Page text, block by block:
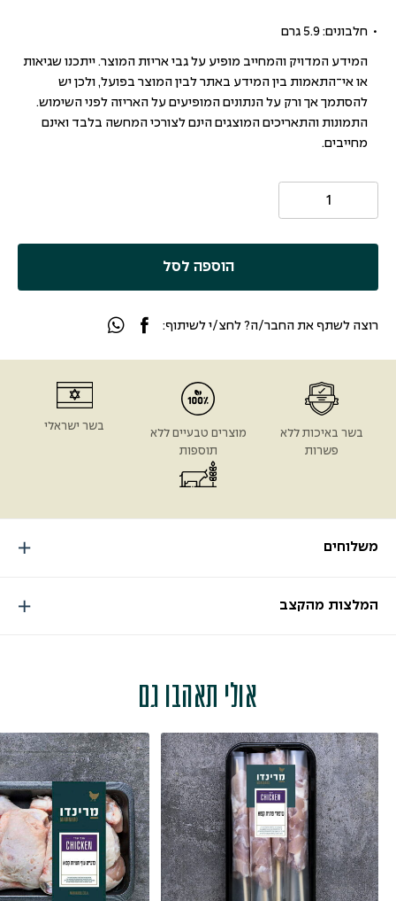
חלבונים: 5.9 גרם
המידע המדויק והמחייב מופיע על גבי אריזת המוצר. ייתכנו שגיאות
או אי־התאמות בין המידע באתר לבין המוצר בפועל, ולכן יש
להסתמך אך ורק על הנתונים המופיעים על האריזה לפני השימוש.
התמונות והתאריכים המוצגים הינם לצורכי המחשה בלבד ואינם
מחייבים.
הוספה לסל
משלוחים
המלצות מהקצב
רוצה לשתף את החבר/ה? לחצ/י לשיתוף:
בשר באיכות ללא
פשרות
מוצרים טבעיים ללא
תוספות
בשר ישראלי
אולי תאהבו גם